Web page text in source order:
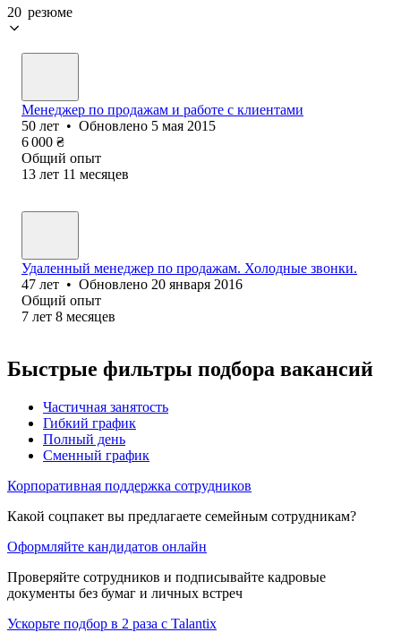
20 резюме
Менеджер по продажам и работе с клиентами
50 лет • Обновлено 5 мая 2015
6 000 ₴
Общий опыт
13 лет 11 месяцев
Удаленный менеджер по продажам. Холодные звонки.
47 лет • Обновлено 20 января 2016
Общий опыт
7 лет 8 месяцев
Быстрые фильтры подбора вакансий
Частичная занятость
Гибкий график
Полный день
Сменный график
Корпоративная поддержка сотрудников
Какой соцпакет вы предлагаете семейным сотрудникам?
Оформляйте кандидатов онлайн
Проверяйте сотрудников и подписывайте кадровые
документы без бумаг и личных встреч
Ускорьте подбор в 2 раза с Talantix